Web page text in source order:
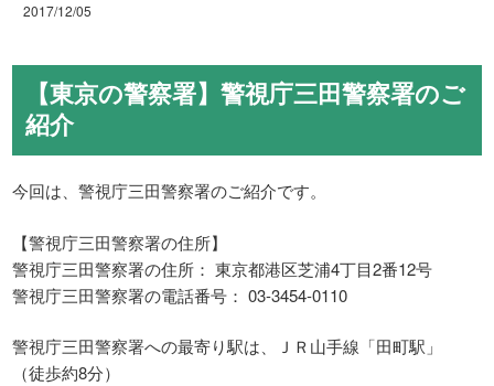
2017/12/05
【東京の警察署】警視庁三田警察署のご
紹介
今回は、警視庁三田警察署のご紹介です。
【警視庁三田警察署の住所】
警視庁三田警察署の住所： 東京都港区芝浦4丁目2番12号
警視庁三田警察署の電話番号： 03-3454-0110
警視庁三田警察署への最寄り駅は、ＪＲ山手線「田町駅」
（徒歩約8分）